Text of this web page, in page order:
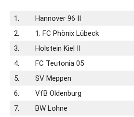
1. Hannover 96 II
2.
1. FC Phönix Lübeck
3.
Holstein Kiel II
4.
FC Teutonia 05
5.
SV Meppen
6.
VfB Oldenburg
7.
BW Lohne